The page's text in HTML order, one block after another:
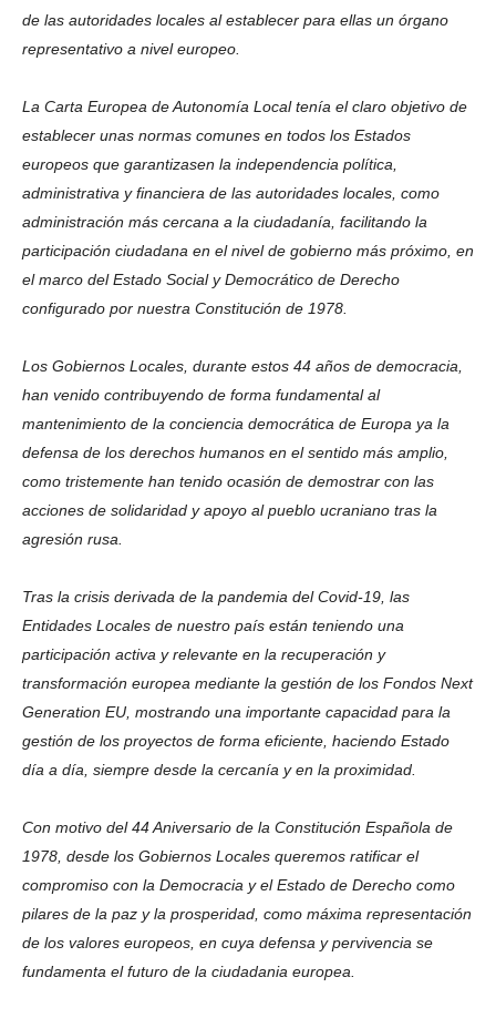
de las autoridades locales al establecer para ellas un órgano
representativo a nivel europeo.
La Carta Europea de Autonomía Local tenía el claro objetivo de
establecer unas normas comunes en todos los Estados
europeos que garantizasen la independencia política,
administrativa y financiera de las autoridades locales, como
administración más cercana a la ciudadanía, facilitando la
participación ciudadana en el nivel de gobierno más próximo, en
el marco del Estado Social y Democrático de Derecho
configurado por nuestra Constitución de 1978.
Los Gobiernos Locales, durante estos 44 años de democracia,
han venido contribuyendo de forma fundamental al
mantenimiento de la conciencia democrática de Europa ya la
defensa de los derechos humanos en el sentido más amplio,
como tristemente han tenido ocasión de demostrar con las
acciones de solidaridad y apoyo al pueblo ucraniano tras la
agresión rusa.
Tras la crisis derivada de la pandemia del Covid-19, las
Entidades Locales de nuestro país están teniendo una
participación activa y relevante en la recuperación y
transformación europea mediante la gestión de los Fondos Next
Generation EU, mostrando una importante capacidad para la
gestión de los proyectos de forma eficiente, haciendo Estado
día a día, siempre desde la cercanía y en la proximidad.
Con motivo del 44 Aniversario de la Constitución Española de
1978, desde los Gobiernos Locales queremos ratificar el
compromiso con la Democracia y el Estado de Derecho como
pilares de la paz y la prosperidad, como máxima representación
de los valores europeos, en cuya defensa y pervivencia se
fundamenta el futuro de la ciudadania europea.